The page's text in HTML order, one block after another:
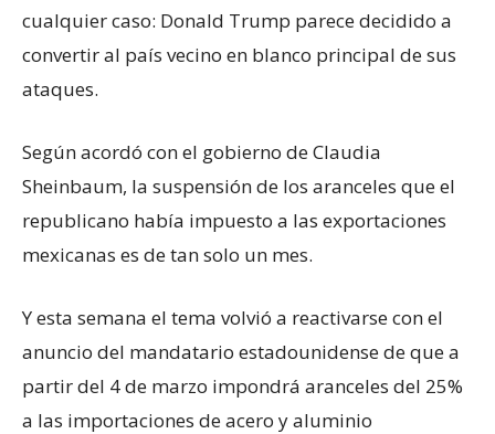
cualquier caso: Donald Trump parece decidido a
convertir al país vecino en blanco principal de sus
ataques.
Según acordó con el gobierno de Claudia
Sheinbaum, la suspensión de los aranceles que el
republicano había impuesto a las exportaciones
mexicanas es de tan solo un mes.
Y esta semana el tema volvió a reactivarse con el
anuncio del mandatario estadounidense de que a
partir del 4 de marzo impondrá aranceles del 25%
a las importaciones de acero y aluminio